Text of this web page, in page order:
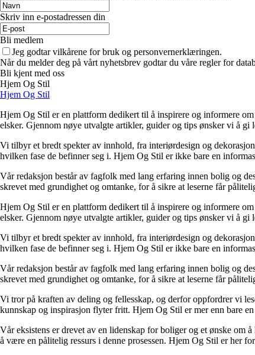
Skriv inn e-postadressen din
Bli medlem
Jeg godtar vilkårene for bruk og personvernerklæringen.
Når du melder deg på vårt nyhetsbrev godtar du våre regler for
Bli kjent med oss
Hjem Og Stil
Hjem Og Stil
Hjem Og Stil er en plattform dedikert til å inspirere og informere
elsker. Gjennom nøye utvalgte artikler, guider og tips ønsker vi å
Vi tilbyr et bredt spekter av innhold, fra interiørdesign og
hvilken fase de befinner seg i. Hjem Og Stil er ikke bare en
Vår redaksjon består av fagfolk med lang erfaring innen bolig og
skrevet med grundighet og omtanke, for å sikre at leserne får
Hjem Og Stil er en plattform dedikert til å inspirere og informere
elsker. Gjennom nøye utvalgte artikler, guider og tips ønsker vi å
Vi tilbyr et bredt spekter av innhold, fra interiørdesign og
hvilken fase de befinner seg i. Hjem Og Stil er ikke bare en
Vår redaksjon består av fagfolk med lang erfaring innen bolig og
skrevet med grundighet og omtanke, for å sikre at leserne får
Vi tror på kraften av deling og fellesskap, og derfor oppfordrer vi
kunnskap og inspirasjon flyter fritt. Hjem Og Stil er mer enn bare
Vår eksistens er drevet av en lidenskap for boliger og et ønske om
å være en pålitelig ressurs i denne prosessen. Hjem Og Stil er her